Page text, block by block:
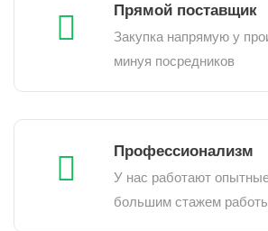
Прямой поставщик
Закупка напрямую у
минуя посредников
Профессионализм
У нас работают
большим стажем